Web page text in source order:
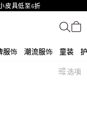
皮具低至6折
限时原价低至75折!
低至6折，立即入手!
CHANEL及LV专区！
！
服饰 潮流服饰 童装
选项